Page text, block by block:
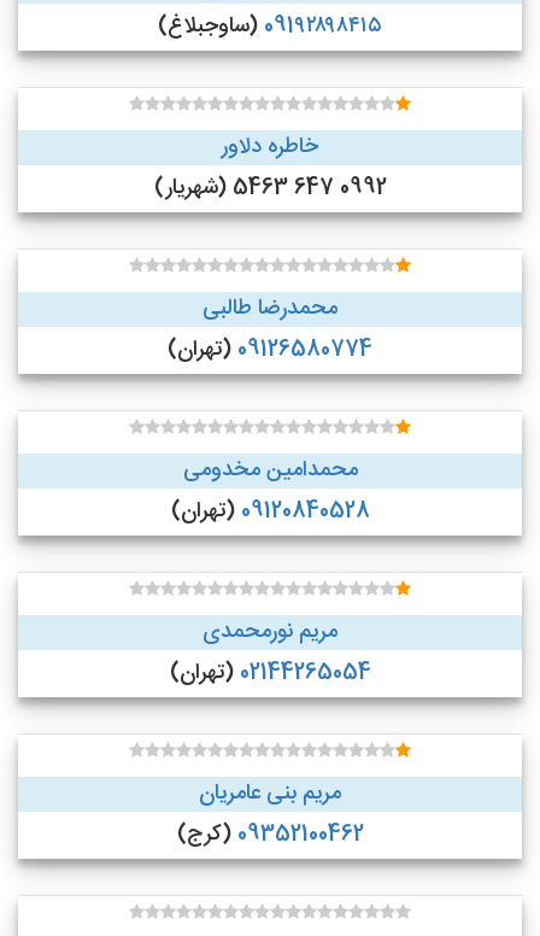
091۹۲۸۹۸۴۱۵ (ساوجبلاغ)
خاطره دلاور
0992 647 5463 (شهریار)
محمدرضا طالبی
09126580774 (تهران)
محمدامین مخدومی
09120840528 (تهران)
مریم نورمحمدی
02144265054 (تهران)
مریم بنی عامریان
09352100462 (کرج)